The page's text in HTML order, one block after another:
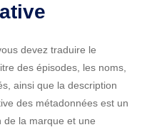
devez traduire le
des épisodes, les noms,
ainsi que la description
des métadonnées est un
de la marque et une